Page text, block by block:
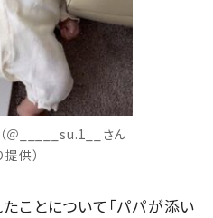
＠_____su.1__さん
提供）
ことについて「パパが添い